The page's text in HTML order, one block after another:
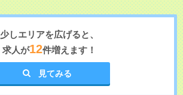
少しエリアを広げると、
求人が12件増えます！
見てみる